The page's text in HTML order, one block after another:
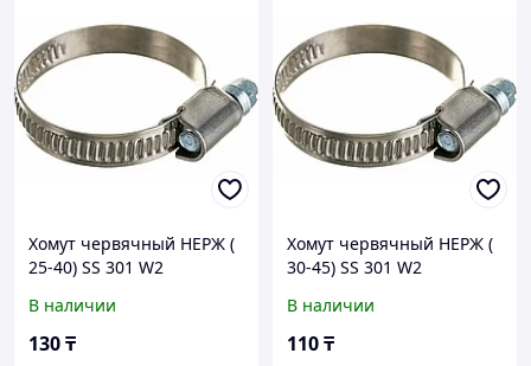
Хомут червячный НЕРЖ (
25-40) SS 301 W2
В наличии
130₸
Хомут червячный НЕРЖ (
30-45) SS 301 W2
В наличии
110₸